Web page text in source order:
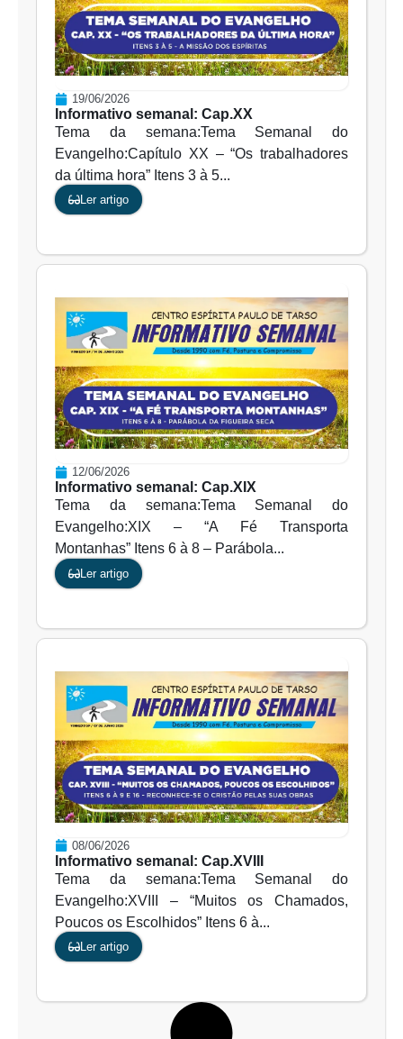
19/06/2026
Informativo semanal: Cap.XX
Tema da semana:Tema Semanal do
Evangelho:Capítulo XX – “Os trabalhadores
da última hora” Itens 3 à 5...
Ler artigo
12/06/2026
Informativo semanal: Cap.XIX
Tema da semana:Tema Semanal do
Evangelho:XIX – “A Fé Transporta
Montanhas” Itens 6 à 8 – Parábola...
Ler artigo
08/06/2026
Informativo semanal: Cap.XVIII
Tema da semana:Tema Semanal do
Evangelho:XVIII – “Muitos os Chamados,
Poucos os Escolhidos” Itens 6 à...
Ler artigo